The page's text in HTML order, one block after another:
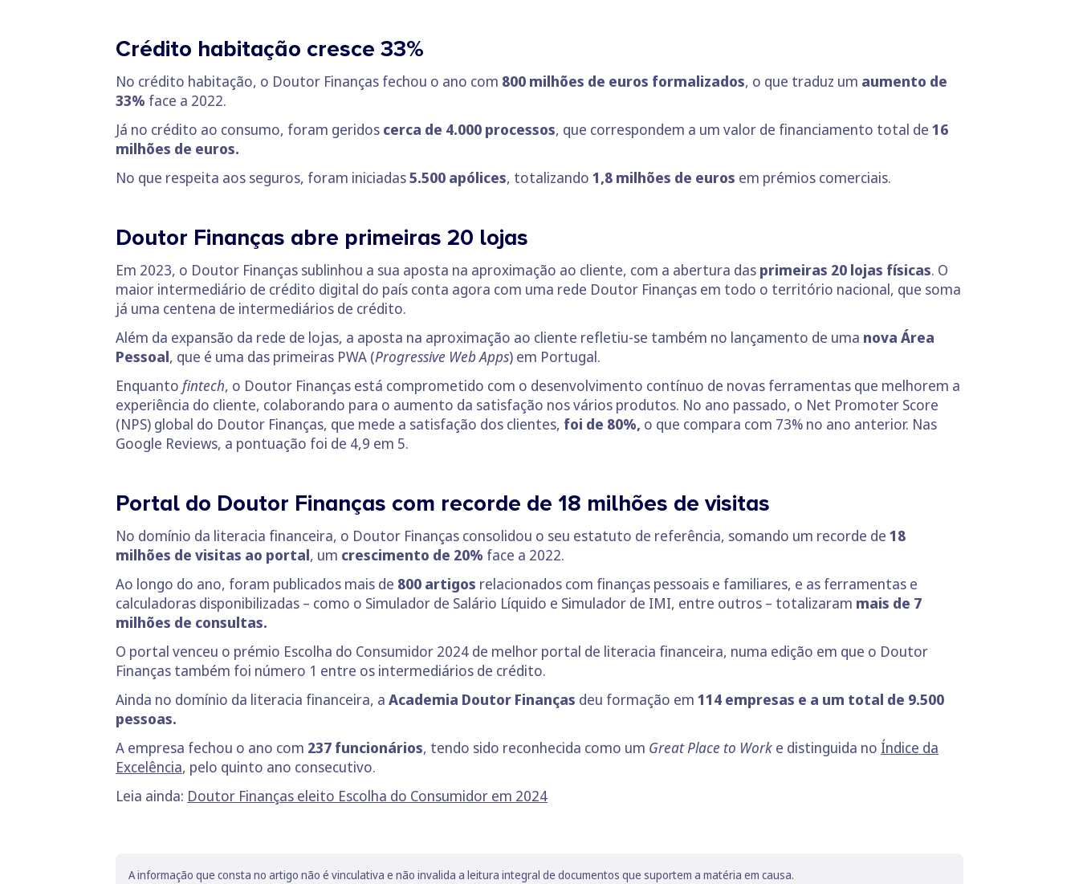
Crédito habitação cresce 33%
No crédito habitação, o Doutor Finanças fechou o ano com 800 milhões de euros formalizados, o que traduz um aumento de
33% face a 2022.
Já no crédito ao consumo, foram geridos cerca de 4.000 processos, que correspondem a um valor de financiamento total de 16
milhões de euros.
No que respeita aos seguros, foram iniciadas5.500 apólices, totalizando 1,8 milhões de euros em prémios comerciais.
Doutor Finanças abre primeiras 20 lojas
Em 2023, o Doutor Finanças sublinhou a sua aposta na aproximação ao cliente, com a abertura das primeiras 20 lojas físicas. O
maior intermediário de crédito digital do país conta agora com uma rede Doutor Finanças em todo o território nacional, que soma
já uma centena de intermediários de crédito.
Além da expansão da rede de lojas, a aposta na aproximação ao cliente refletiu-se também no lançamento de uma nova Área
Pessoal, que é uma das primeiras PWA (Progressive Web Apps) em Portugal.
Enquanto fintech, o Doutor Finanças está comprometido com o desenvolvimento contínuo de novas ferramentas que melhorem a
experiência do cliente, colaborando para o aumento da satisfação nos vários produtos. No ano passado, o Net Promoter Score
(NPS) global do Doutor Finanças, que mede a satisfação dos clientes, foi de 80%, o que compara com 73% no ano anterior. Nas
Google Reviews, a pontuação foi de 4,9 em 5.
Portal do Doutor Finanças com recorde de 18 milhões de visitas
No domínio da literacia financeira, o Doutor Finanças consolidou o seu estatuto de referência, somando um recorde de 18
milhões de visitas ao portal, um crescimento de 20% face a 2022.
Ao longo do ano, foram publicados mais de 800 artigos relacionados com finanças pessoais e familiares, e as ferramentas e
calculadoras disponibilizadas – como o Simulador de Salário Líquido e Simulador de IMI, entre outros – totalizaram mais de 7
milhões de consultas.
O portal venceu o prémio Escolha do Consumidor 2024 de melhor portal de literacia financeira, numa edição em que o Doutor
Finanças também foi número 1 entre os intermediários de crédito.
Ainda no domínio da literacia financeira, a Academia Doutor Finanças deu formação em 114 empresas e a um total de 9.500
pessoas.
A empresa fechou o ano com 237 funcionários, tendo sido reconhecida como um Great Place to Work e distinguida no Índice da
Excelência, pelo quinto ano consecutivo.
Leia ainda: Doutor Finanças eleito Escolha do Consumidor em 2024
A informação que consta no artigo não é vinculativa e não invalida a leitura integral de documentos que suportem a matéria em causa.